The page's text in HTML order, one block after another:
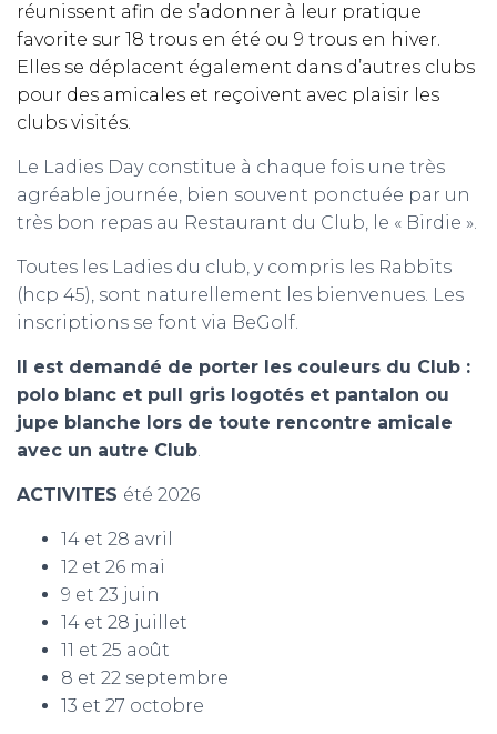
réunissent afin de s’adonner à leur pratique
favorite sur 18 trous en été ou 9 trous en hiver.
Elles se déplacent également dans d’autres clubs
pour des amicales et reçoivent avec plaisir les
clubs visités.
Le Ladies Day constitue à chaque fois une très
agréable journée, bien souvent ponctuée par un
très bon repas au Restaurant du Club, le « Birdie ».
Toutes les Ladies du club, y compris les Rabbits
(hcp 45), sont naturellement les bienvenues. Les
inscriptions se font via BeGolf.
Il est demandé de porter les couleurs du Club :
polo blanc et pull gris logotés et pantalon ou
jupe blanche lors de toute rencontre amicale
avec un autre Club.
ACTIVITES été 2026
14 et 28 avril
12 et 26 mai
9 et 23 juin
14 et 28 juillet
11 et 25 août
8 et 22 septembre
13 et 27 octobre